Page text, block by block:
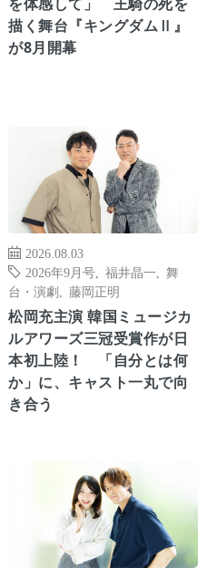
描く舞台『キングダムⅡ』
が8月開幕
2026.08.03
2026年9月号
福井晶一
舞
台・演劇
藤岡正明
松岡充主演 韓国ミュージカ
ルアワーズ三冠受賞作が日
本初上陸！ 「自分とは何
か」に、キャスト一丸で向
き合う